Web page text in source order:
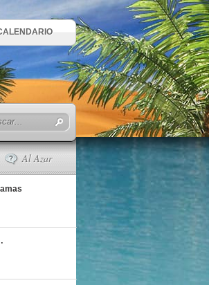
Al Azar